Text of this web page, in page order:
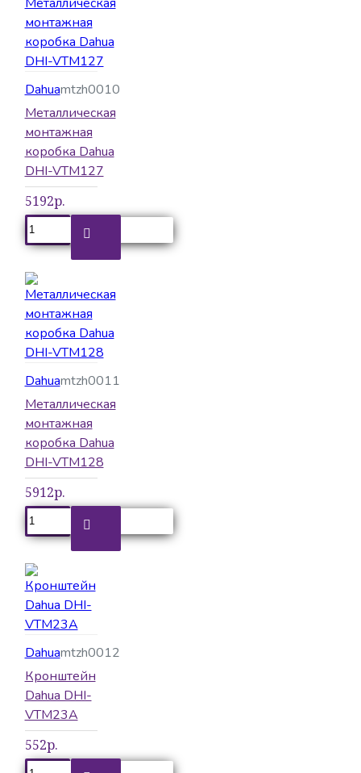
Dahuamtzh0010
Металлическая
монтажная
коробка Dahua
DHI-VTM127
5192р.
Dahuamtzh0011
Металлическая
монтажная
коробка Dahua
DHI-VTM128
5912р.
Dahuamtzh0012
Кронштейн
Dahua DHI-
VTM23A
552р.